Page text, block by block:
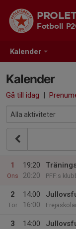
Kalender
Fotboll
Kalender
Gå till idag |
1
Ons
19:20
20:20
PFF:s
2
Tor
14:00
16:00
3
14:00